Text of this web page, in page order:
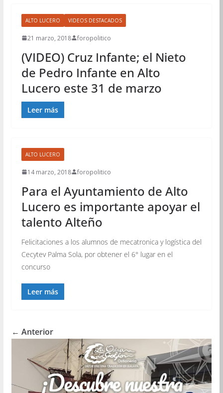
ALTO LUCERO VIDEOS DESTACADOS
21 marzo, 2018 foropolitico
(VIDEO) Cruz Infante; el Nieto
de Pedro Infante en Alto
Lucero este 31 de marzo
Leer más
ALTO LUCERO
14 marzo, 2018 foropolitico
Para el Ayuntamiento de Alto
Lucero es importante apoyar el
talento Alteño
Felicitaciones a los alumnos de mecatronica y logística del
Cecytev Palma Sola, por obtener el 6° lugar en el
concurso
Leer más
← Anterior